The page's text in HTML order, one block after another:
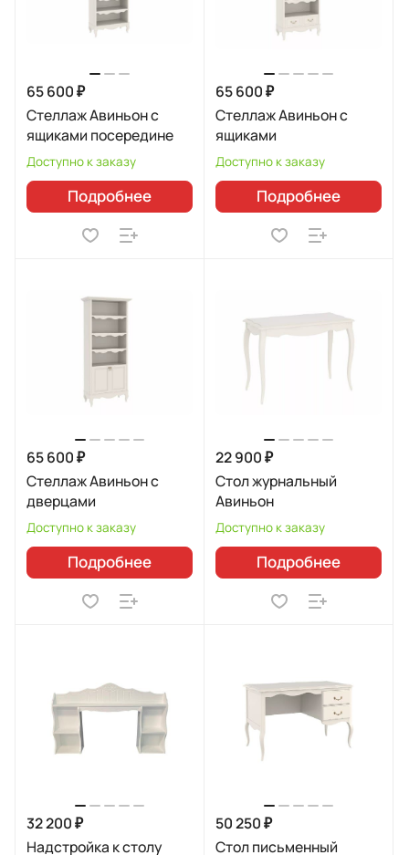
65 600 ₽
Стеллаж Авиньон с
ящиками посередине
Доступно к заказу
Подробнее
65 600 ₽
Стеллаж Авиньон с
ящиками
Доступно к заказу
Подробнее
65 600 ₽
Стеллаж Авиньон с
дверцами
Доступно к заказу
Подробнее
22 900 ₽
Стол журнальный
Авиньон
Доступно к заказу
Подробнее
32 200 ₽
Надстройка к столу
50 250 ₽
Стол письменный